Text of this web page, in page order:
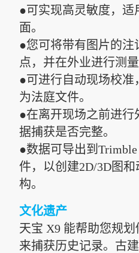
●可实现高灵敏度，适
面。
●您可将带有图片的注
点，并在外业进行测量
●可进行自动现场校准
为法庭文件。
●在离开现场之前进行
据捕获是否完整。
●数据可导出到Trimble
件，以创建2D/3D图
构。
文化遗产
天宝 X9 能帮助您规
来捕获历史记录。古